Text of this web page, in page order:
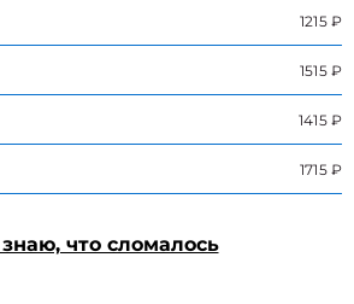
1215 ₽
1515 ₽
1415 ₽
1715 ₽
что сломалось